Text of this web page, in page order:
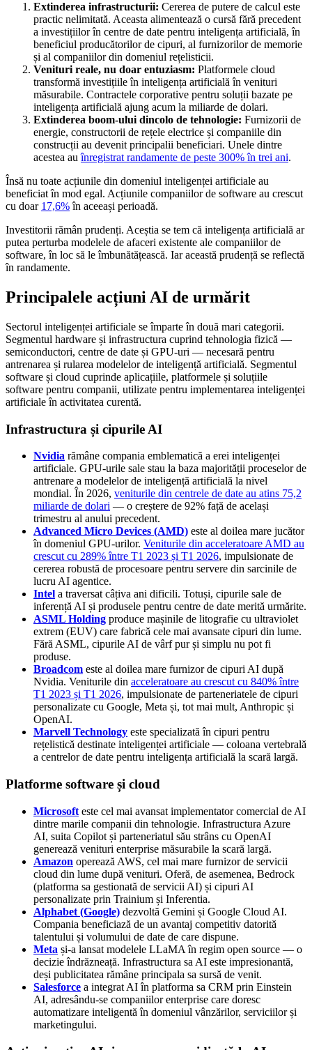
Extinderea infrastructurii: Cererea de putere de calcul este
practic nelimitată. Aceasta alimentează o cursă fără precedent
a investițiilor în centre de date pentru inteligența artificială, în
beneficiul producătorilor de cipuri, al furnizorilor de memorie
și al companiilor din domeniul rețelisticii.
Venituri reale, nu doar entuziasm: Platformele cloud
transformă investițiile în inteligența artificială în venituri
măsurabile. Contractele corporative pentru soluții bazate pe
inteligența artificială ajung acum la miliarde de dolari.
Extinderea boom-ului dincolo de tehnologie: Furnizorii de
energie, constructorii de rețele electrice și companiile din
construcții au devenit principalii beneficiari. Unele dintre
acestea auînregistrat randamente de peste 300% în trei ani.
Însă nu toate acțiunile din domeniul inteligenței artificiale au
beneficiat în mod egal. Acțiunile companiilor de software au crescut
cu doar 17,6%în aceeași perioadă.
Investitorii rămân prudenți. Aceștia se tem că inteligența artificială ar
putea perturba modelele de afaceri existente ale companiilor de
software, în loc să le îmbunătățească. Iar această prudență se reflectă
în randamente.
Principalele acțiuni AI de urmărit
Sectorul inteligenței artificiale se împarte în două mari categorii.
Segmentul hardware și infrastructura cuprind tehnologia fizică —
semiconductori, centre de date și GPU-uri — necesară pentru
antrenarea și rularea modelelor de inteligență artificială. Segmentul
software și cloud cuprinde aplicațiile, platformele și soluțiile
software pentru companii, utilizate pentru implementarea inteligenței
artificiale în activitatea curentă.
Infrastructura și cipurile AI
Nvidia rămâne compania emblematică a erei inteligenței
artificiale. GPU-urile sale stau la baza majorității proceselor de
antrenare a modelelor de inteligență artificială la nivel
mondial. În 2026, veniturile din centrele de date au atins 75,2
miliarde de dolari — o creștere de 92% față de același
trimestru al anului precedent.
Advanced Micro Devices (AMD) este al doilea mare jucător
în domeniul GPU-urilor. Veniturile din acceleratoare AMD au
crescut cu 289% între T1 2023 și T1 2026, impulsionate de
cererea robustă de procesoare pentru servere din sarcinile de
lucru AI agentice.
Intel a traversat câțiva ani dificili. Totuși, cipurile sale de
inferență AI și produsele pentru centre de date merită urmărite.
ASML Holding produce mașinile de litografie cu ultraviolet
extrem (EUV) care fabrică cele mai avansate cipuri din lume.
Fără ASML, cipurile AI de vârf pur și simplu nu pot fi
produse.
Broadcom este al doilea mare furnizor de cipuri AI după
Nvidia. Veniturile din acceleratoare au crescut cu 840% între
T1 2023 și T1 2026, impulsionate de parteneriatele de cipuri
personalizate cu Google, Meta și, tot mai mult, Anthropic și
OpenAI.
Marvell Technology este specializată în cipuri pentru
rețelistică destinate inteligenței artificiale — coloana vertebrală
a centrelor de date pentru inteligența artificială la scară largă.
Platforme software și cloud
Microsoft este cel mai avansat implementator comercial de AI
dintre marile companii din tehnologie. Infrastructura Azure
AI, suita Copilot și parteneriatul său strâns cu OpenAI
generează venituri enterprise măsurabile la scară largă.
Amazon operează AWS, cel mai mare furnizor de servicii
cloud din lume după venituri. Oferă, de asemenea, Bedrock
(platforma sa gestionată de servicii AI) și cipuri AI
personalizate prin Trainium și Inferentia.
Alphabet (Google) dezvoltă Gemini și Google Cloud AI.
Compania beneficiază de un avantaj competitiv datorită
talentului și volumului de date de care dispune.
Meta și-a lansat modelele LLaMA în regim open source — o
decizie îndrăzneață. Infrastructura sa AI este impresionantă,
deși publicitatea rămâne principala sa sursă de venit.
Salesforce a integrat AI în platforma sa CRM prin Einstein
AI, adresându-se companiilor enterprise care doresc
automatizare inteligentă în domeniul vânzărilor, serviciilor și
marketingului.